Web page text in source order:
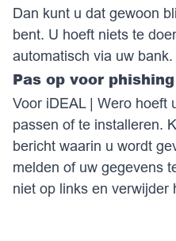
Dan kunt u dat gewoon
bent. U hoeft niets te
automatisch via uw bank.
Pas op voor phishing
Voor iDEAL | Wero hoeft
passen of te installeren.
bericht waarin u wordt
melden of uw gegevens
niet op links en verwijder